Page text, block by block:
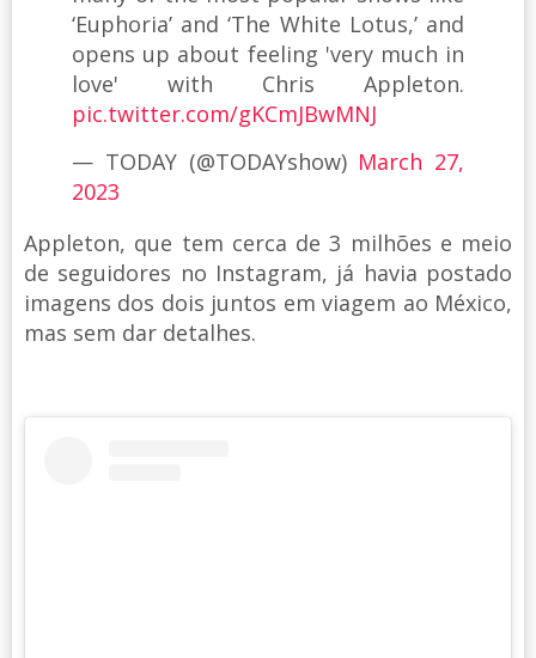
‘Euphoria’ and ‘The White Lotus,’ and
opens up about feeling 'very much in
love' with Chris Appleton.
pic.twitter.com/gKCmJBwMNJ
— TODAY (@TODAYshow) March 27,
2023
Appleton, que tem cerca de 3 milhões e meio
de seguidores no Instagram, já havia postado
imagens dos dois juntos em viagem ao México,
mas sem dar detalhes.